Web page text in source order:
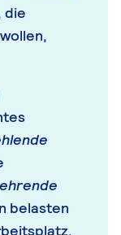
die
belasten